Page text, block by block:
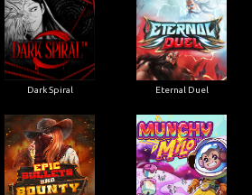
Dark Spiral Eternal Duel